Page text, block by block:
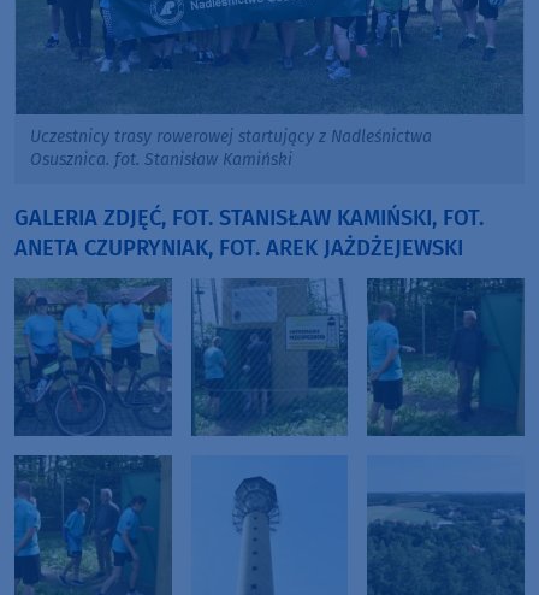
Uczestnicy trasy rowerowej startujący z Nadleśnictwa
Osusznica. fot. Stanisław Kamiński
GALERIA ZDJĘĆ, FOT. STANISŁAW KAMIŃSKI, FOT.
ANETA CZUPRYNIAK, FOT. AREK JAŻDŻEJEWSKI